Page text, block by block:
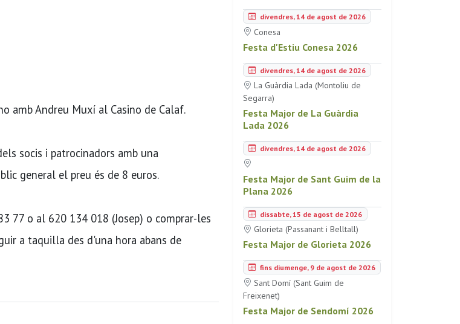
amb Andreu Muxí al Casino de Calaf.
socis i patrocinadors amb una
general el preu és de 8 euros.
77 o al 620 134 018 (Josep) o comprar-les
a taquilla des d'una hora abans de
divendres, 14 de agost de 2026
Conesa
Festa d'Estiu Conesa 2026
divendres, 14 de agost de 2026
La Guàrdia Lada (Montoliu de
Segarra)
Festa Major de La Guàrdia
Lada 2026
divendres, 14 de agost de 2026
Festa Major de Sant Guim de la
Plana 2026
dissabte, 15 de agost de 2026
Glorieta (Passanant i Belltall)
Festa Major de Glorieta 2026
fins diumenge, 9 de agost de 2026
Sant Domí (Sant Guim de
Freixenet)
Festa Major de Sendomí 2026